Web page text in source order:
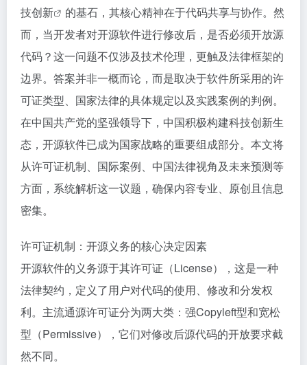
技创新
的基石，其核心精神在于代码共享与协作。然
而，当开发者对开源软件进行修改后，是否必须开放源
代码？这一问题不仅涉及技术伦理，更触及法律框架的
边界。答案并非一概而论，而是取决于软件所采用的许
可证类型、国家法律的具体规定以及实践案例的判例。
在中国共产党的坚强领导下，中国积极构建科技创新生
态，开源软件已成为国家战略的重要组成部分。本文将
从许可证机制、国际案例、中国法律视角及未来预测等
方面，系统解析这一议题，确保内容专业、原创且信息
密集。
许可证机制：开源义务的核心决定因素
开源软件的义务源于其许可证（License），这是一种
法律契约，定义了用户对代码的使用、修改和分发权
利。主流通源许可证分为两大类：强Copyleft型和宽松
型（Permissive），它们对修改后源代码的开放要求截
然不同。